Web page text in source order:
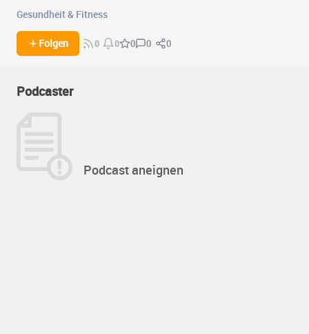
Gesundheit & Fitness
Folgen 0 0 0 0 0
Podcaster
Podcast aneignen